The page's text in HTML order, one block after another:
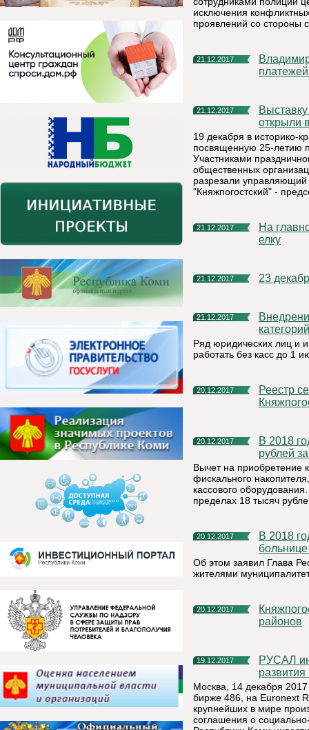
исключения
проявлений со стороны
21.12.2017
Владимир Путин потребовал навести порядок в системе
21.12.2017
Выставку в честь 25-летия предприятия «Боксит Тимана»
открыли
19 декабря в историко-
посвященную 25-летию
Участниками
общественных
разрезали
"Княжпогостский" -
21.12.2017
На главной площади г. Емва установили новую новогоднюю
елку
21.12.2017 23
21.12.2017
Внедрение контрольно-кассовой техники (ККТ) для некоторых
Ряд юридических лиц и
работать без касс до 1
20.12.2017
Реестр секций, кружков и творческих объединений
20.12.2017
В 2018 году предприниматели Коми смогут получить 18 тысяч
рублей
Вычет на приобретение
фискального
кассового
пределах 18 тысяч
20.12.2017
В 2018 году в Княжпогостской центральной районной
Об этом заявил Глава
жителями
20.12.2017
Княжпогостский район стал вторым по внедрению ГТО среди
районов
19.12.2017
РУСАЛ инвестировал более 3 млрд рублей в проекты
Москва, 14 декабря
бирже 486, на Euronext
крупнейших в мире
соглашения о